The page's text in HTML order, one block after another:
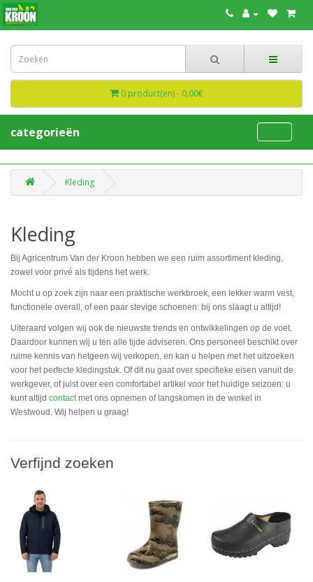
0 product(en) - 0,00€
categorieën
Kleding
Kleding
Bij Agricentrum Van der Kroon hebben we een ruim assortiment kleding,
zowel voor privé als tijdens het werk.
Mocht u op zoek zijn naar een praktische werkbroek, een lekker warm vest,
functionele overall, of een paar stevige schoenen: bij ons slaagt u altijd!
Uiteraard volgen wij ook de nieuwste trends en ontwikkelingen op de voet.
Daardoor kunnen wij u ten alle tijde adviseren. Ons personeel beschikt over
ruime kennis van hetgeen wij verkopen, en kan u helpen met het uitzoeken
voor het perfecte kledingstuk. Of dit nu gaat over specifieke eisen vanuit de
werkgever, of juist over een comfortabel artikel voor het huidige seizoen: u
kunt altijd contact met ons opnemen of langskomen in de winkel in
Westwoud. Wij helpen u graag!
Verfijnd zoeken